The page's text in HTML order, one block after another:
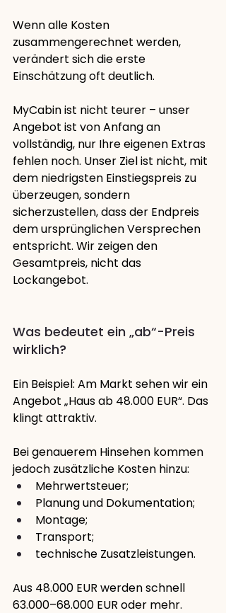
Wenn alle Kosten
zusammengerechnet werden,
verändert sich die erste
Einschätzung oft deutlich.
MyCabin ist nicht teurer – unser
Angebot ist von Anfang an
vollständig, nur Ihre eigenen Extras
fehlen noch. Unser Ziel ist nicht, mit
dem niedrigsten Einstiegspreis zu
überzeugen, sondern
sicherzustellen, dass der Endpreis
dem ursprünglichen Versprechen
entspricht. Wir zeigen den
Gesamtpreis, nicht das
Lockangebot.
Was bedeutet ein „ab“-Preis
wirklich?
Ein Beispiel: Am Markt sehen wir ein
Angebot „Haus ab 48.000 EUR“. Das
klingt attraktiv.
Bei genauerem Hinsehen kommen
jedoch zusätzliche Kosten hinzu:
Mehrwertsteuer;
Planung und Dokumentation;
Montage;
Transport;
technische Zusatzleistungen.
Aus 48.000 EUR werden schnell
63.000–68.000 EUR oder mehr.